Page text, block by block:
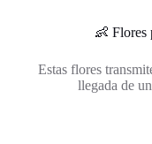
👶 Flores
Estas flores
llegada de